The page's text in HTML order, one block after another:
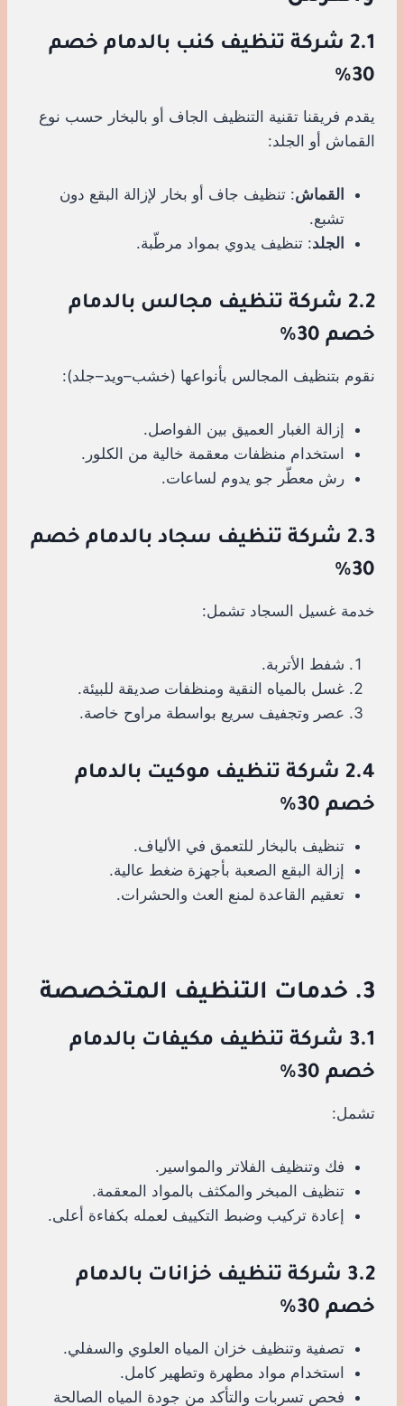
2.1 شركة تنظيف كنب بالدمام خصم
30%
يقدم فريقنا تقنية التنظيف الجاف أو بالبخار حسب نوع
القماش أو الجلد:
القماش: تنظيف جاف أو بخار لإزالة البقع دون
تشبع.
الجلد: تنظيف يدوي بمواد مرطّبة.
2.2 شركة تنظيف مجالس بالدمام
خصم 30%
نقوم بتنظيف المجالس بأنواعها (خشب–ويد–جلد):
إزالة الغبار العميق بين الفواصل.
استخدام منظفات معقمة خالية من الكلور.
رش معطّر جو يدوم لساعات.
2.3 شركة تنظيف سجاد بالدمام خصم
30%
خدمة غسيل السجاد تشمل:
شفط الأتربة.
غسل بالمياه النقية ومنظفات صديقة للبيئة.
عصر وتجفيف سريع بواسطة مراوح خاصة.
2.4 شركة تنظيف موكيت بالدمام
خصم 30%
تنظيف بالبخار للتعمق في الألياف.
إزالة البقع الصعبة بأجهزة ضغط عالية.
تعقيم القاعدة لمنع العث والحشرات.
3. خدمات التنظيف المتخصصة
3.1 شركة تنظيف مكيفات بالدمام
خصم 30%
تشمل:
فك وتنظيف الفلاتر والمواسير.
تنظيف المبخر والمكثف بالمواد المعقمة.
إعادة تركيب وضبط التكييف لعمله بكفاءة أعلى.
3.2 شركة تنظيف خزانات بالدمام
خصم 30%
تصفية وتنظيف خزان المياه العلوي والسفلي.
استخدام مواد مطهرة وتطهير كامل.
فحص تسربات والتأكد من جودة المياه الصالحة